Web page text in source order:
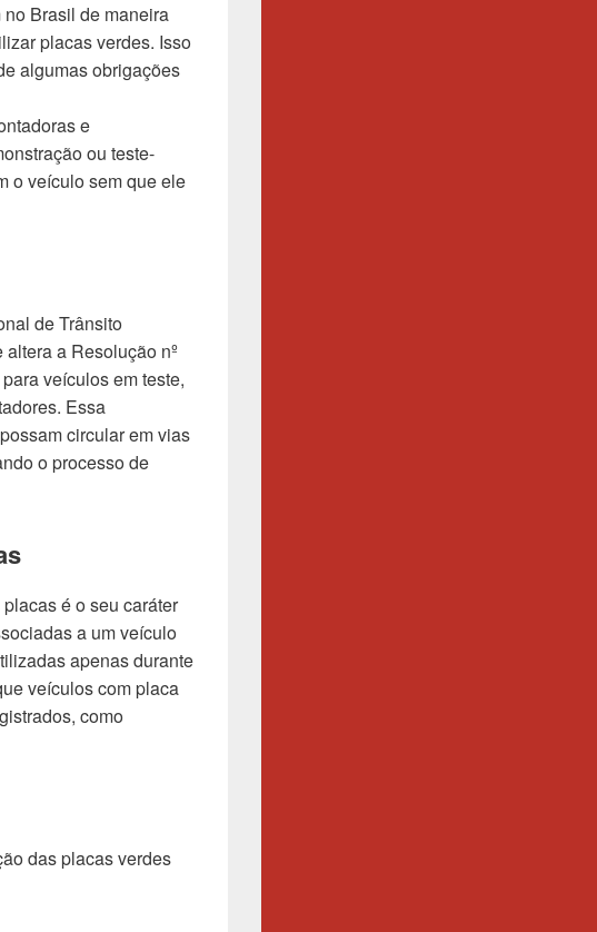
Brasil de maneira
placas verdes. Isso
algumas obrigações
e
ou teste-
o veículo sem que ele
de Trânsito
a Resolução nº
veículos em teste,
Essa
circular em vias
o processo de
é o seu caráter
a um veículo
apenas durante
veículos com placa
como
das placas verdes